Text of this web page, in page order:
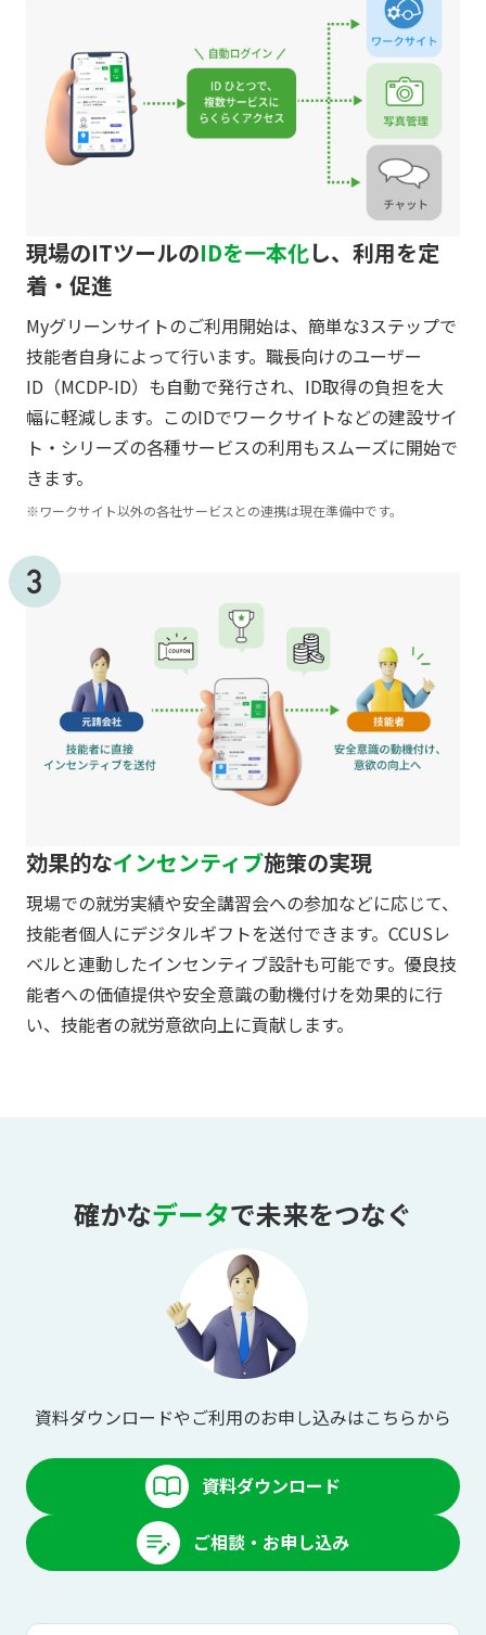
現場のITツールのIDを一本化し、利用を定
着・促進
Myグリーンサイトのご利用開始は、簡単な3ステップで
技能者自身によって行います。職長向けのユーザー
ID（MCDP-ID）も自動で発行され、ID取得の負担を大
幅に軽減します。このIDでワークサイトなどの建設サイ
ト・シリーズの各種サービスの利用もスムーズに開始で
きます。
※ワークサイト以外の各社サービスとの連携は現在準備中です。
効果的なインセンティブ施策の実現
現場での就労実績や安全講習会への参加などに応じて、
技能者個人にデジタルギフトを送付できます。CCUSレ
ベルと連動したインセンティブ設計も可能です。優良技
能者への価値提供や安全意識の動機付けを効果的に行
い、技能者の就労意欲向上に貢献します。
確かなデータで未来をつなぐ
資料ダウンロードやご利用のお申し込みはこちらから
資料ダウンロード
ご相談・お申し込み